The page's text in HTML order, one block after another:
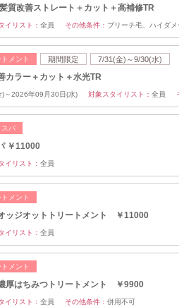
質改善ストレート＋カット＋高補修TR
イリスト： 全員 その他条件： ブリーチ毛、ハイダ
トメント 期間限定 7/31(金)～9/30(水)
ラー＋カット＋水光TR
～2026年09月30日(水) 対象スタイリスト： 全員
スパ
￥11000
イリスト： 全員
トメント
ッジオットトリートメント ￥11000
イリスト： 全員
トメント
厚はちみつトリートメント ￥9900
イリスト： 全員 その他条件： 併用不可